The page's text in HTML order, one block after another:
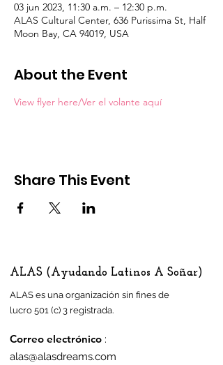
03 jun 2023, 11:30 a.m. – 12:30 p.m.
ALAS Cultural Center, 636 Purissima St, Half
Moon Bay, CA 94019, USA
About the Event
View flyer here/Ver el volante aquí
Share This Event
ALAS (Ayudando Latinos A Soñar)
ALAS es una organización sin fines de
lucro 501 (c) 3 registrada.
Correo electrónico :
alas@alasdreams.com